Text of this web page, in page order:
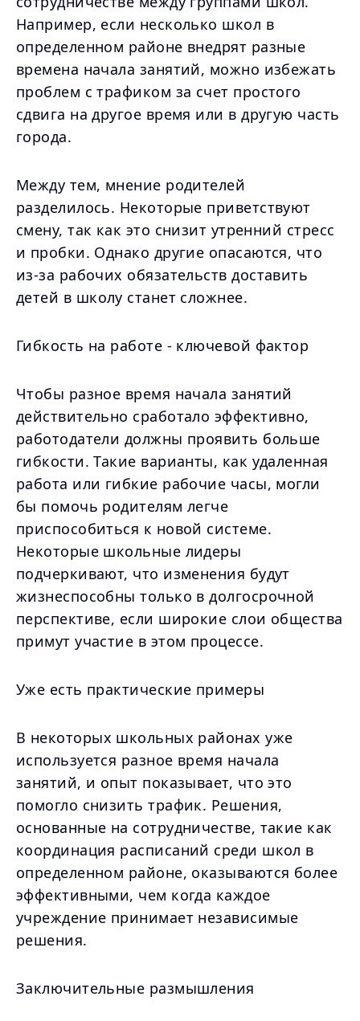
Например, если несколько школ в
определенном районе внедрят разные
времена начала занятий, можно избежать
проблем с трафиком за счет простого
сдвига на другое время или в другую часть
города.
Между тем, мнение родителей
разделилось. Некоторые приветствуют
смену, так как это снизит утренний стресс
и пробки. Однако другие опасаются, что
из-за рабочих обязательств доставить
детей в школу станет сложнее.
Гибкость на работе - ключевой фактор
Чтобы разное время начала занятий
действительно сработало эффективно,
работодатели должны проявить больше
гибкости. Такие варианты, как удаленная
работа или гибкие рабочие часы, могли
бы помочь родителям легче
приспособиться к новой системе.
Некоторые школьные лидеры
подчеркивают, что изменения будут
жизнеспособны только в долгосрочной
перспективе, если широкие слои общества
примут участие в этом процессе.
Уже есть практические примеры
В некоторых школьных районах уже
используется разное время начала
занятий, и опыт показывает, что это
помогло снизить трафик. Решения,
основанные на сотрудничестве, такие как
координация расписаний среди школ в
определенном районе, оказываются более
эффективными, чем когда каждое
учреждение принимает независимые
решения.
Заключительные размышления